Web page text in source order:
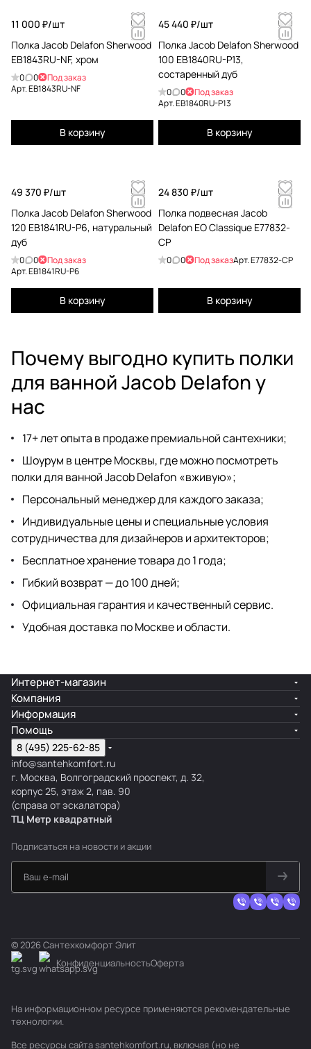
11 000 ₽/шт
Полка Jacob Delafon Sherwood
EB1843RU-NF, хром
0 0
Под заказ
Арт.EB1843RU-NF
В корзину
45 440 ₽/шт
Полка Jacob Delafon Sherwood
100 EB1840RU-P13,
состаренный дуб
0 0
Под заказ
Арт.EB1840RU-P13
В корзину
49 370 ₽/шт
Полка Jacob Delafon Sherwood
120 EB1841RU-P6, натуральный
дуб
0 0
Под заказ
Арт.EB1841RU-P6
В корзину
24 830 ₽/шт
Полка подвесная Jacob
Delafon EO Classique E77832-
CP
0 0 Под заказАрт.E77832-CP
В корзину
Почему выгодно купить полки
для ванной Jacob Delafon у
нас
17+ лет опыта в продаже премиальной сантехники;
Шоурум в центре Москвы, где можно посмотреть
полки для ванной Jacob Delafon «вживую»;
Персональный менеджер для каждого заказа;
Индивидуальные цены и специальные условия
сотрудничества для дизайнеров и архитекторов;
Бесплатное хранение товара до 1 года;
Гибкий возврат — до 100 дней;
Официальная гарантия и качественный сервис.
Удобная доставка по Москве и области.
Интернет-магазин
Компания
Информация
Помощь
8 (495) 225-62-85
info@santehkomfort.ru
г. Москва, Волгоградский проспект, д. 32,
корпус 25, этаж 2, пав. 90
(справа от эскалатора)
ТЦ Метр квадратный
Подписаться на новости и акции
© 2026 Сантехкомфорт Элит
КонфиденциальностьОферта
На информационном ресурсе применяются рекомендательные
технологии.
Все ресурсы сайта santehkomfort.ru, включая (но не